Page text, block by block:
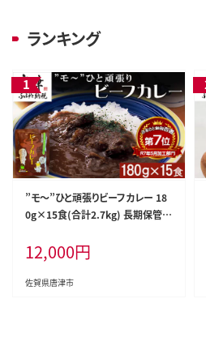
ランキング
”モ～”ひと頑張りビーフカレー 18
0g×15食(合計2.7kg) 長期保管
12,000円
佐賀県唐津市